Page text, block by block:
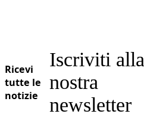
Ricevi
tutte le
notizie
Iscriviti alla
nostra
newsletter